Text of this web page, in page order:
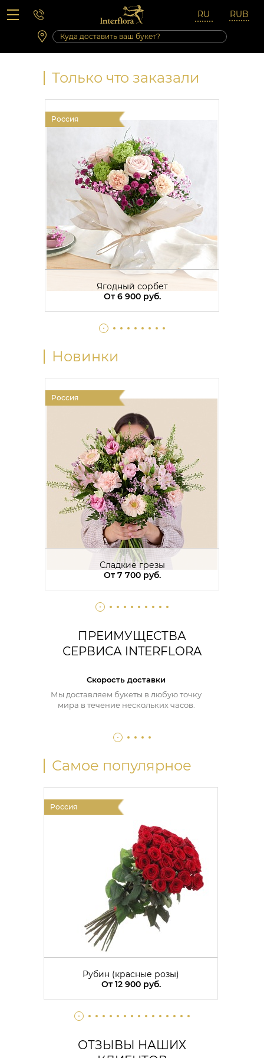
Вопросы-ответы
Сб 10:00 ‐ 14:00
Выходные и праздничные дни
Только что заказали
Россия
Ягодный сорбет
От 6 900 руб.
Новинки
Россия
Сладкие грезы
От 7 700 руб.
ПРЕИМУЩЕСТВА
СЕРВИСА INTERFLORA
Скорость доставки
Мы доставляем букеты в любую точку
мира в течение нескольких часов.
Самое популярное
Россия
Рубин (красные розы)
От 12 900 руб.
ОТЗЫВЫ НАШИХ